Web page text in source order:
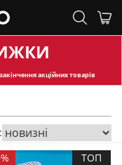
акційних товарів
ТОП